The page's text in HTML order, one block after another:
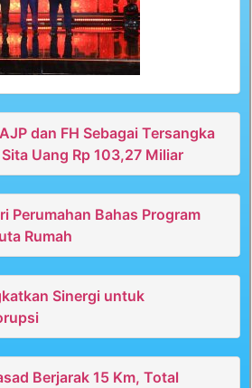
dan FH Sebagai Tersangka
Uang Rp 103,27 Miliar
Perumahan Bahas Program
Rumah
Sinergi untuk
Berjarak 15 Km, Total